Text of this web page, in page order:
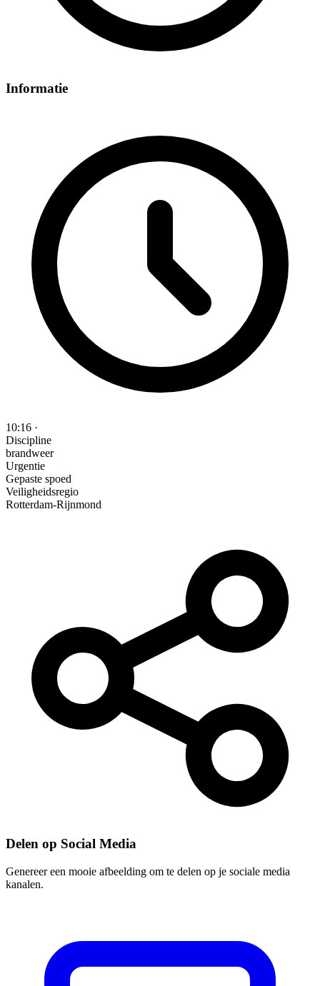
Informatie
10:16 ·
Discipline
brandweer
Urgentie
Gepaste spoed
Veiligheidsregio
Rotterdam-Rijnmond
Delen op Social Media
Genereer een mooie afbeelding om te delen op je sociale media
kanalen.